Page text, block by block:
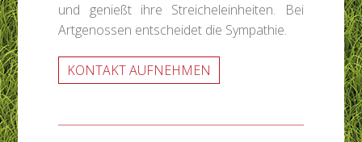
und genießt ihre Streicheleinheiten. Bei
Artgenossen entscheidet die Sympathie.
KONTAKT AUFNEHMEN